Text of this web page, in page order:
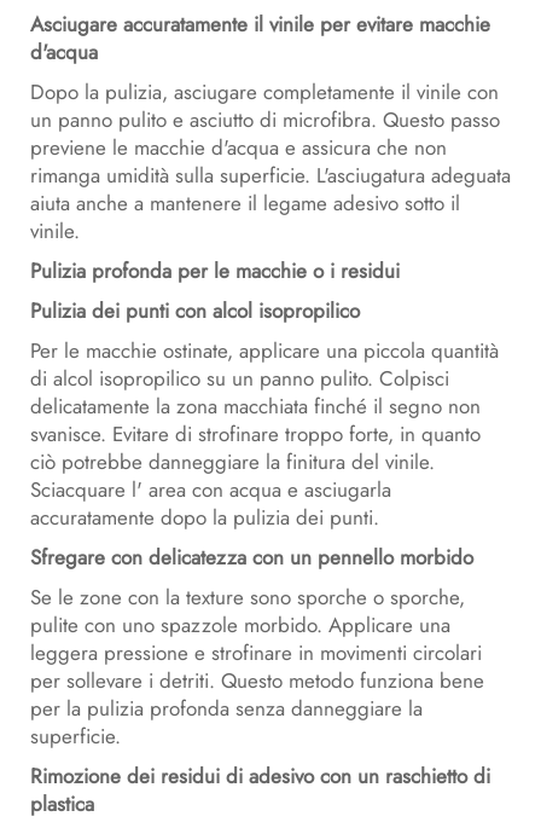
Asciugare accuratamente il vinile per evitare macchie
d'acqua
Dopo la pulizia, asciugare completamente il vinile con
un panno pulito e asciutto di microfibra. Questo passo
previene le macchie d'acqua e assicura che non
rimanga umidità sulla superficie. L'asciugatura adeguata
aiuta anche a mantenere il legame adesivo sotto il
vinile.
Pulizia profonda per le macchie o i residui
Pulizia dei punti con alcol isopropilico
Per le macchie ostinate, applicare una piccola quantità
di alcol isopropilico su un panno pulito. Colpisci
delicatamente la zona macchiata finché il segno non
svanisce. Evitare di strofinare troppo forte, in quanto
ciò potrebbe danneggiare la finitura del vinile.
Sciacquare l' area con acqua e asciugarla
accuratamente dopo la pulizia dei punti.
Sfregare con delicatezza con un pennello morbido
Se le zone con la texture sono sporche o sporche,
pulite con uno spazzole morbido. Applicare una
leggera pressione e strofinare in movimenti circolari
per sollevare i detriti. Questo metodo funziona bene
per la pulizia profonda senza danneggiare la
superficie.
Rimozione dei residui di adesivo con un raschietto di
plastica